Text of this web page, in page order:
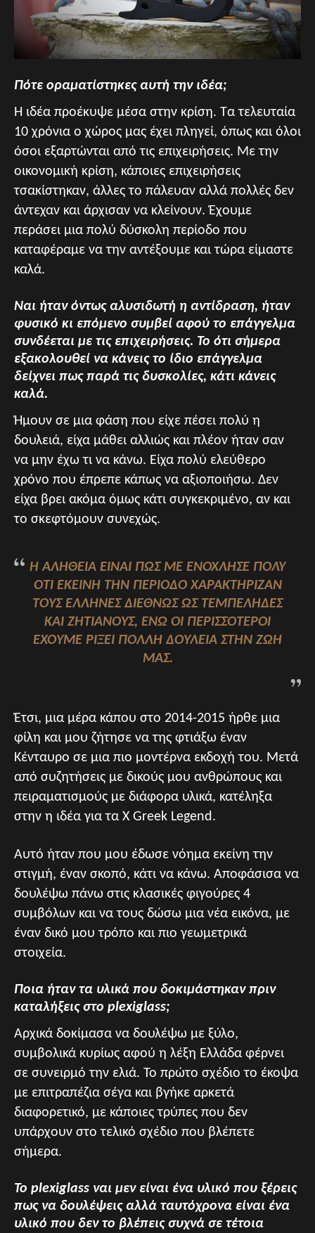
Πότε οραματίστηκες αυτή την ιδέα;
Η ιδέα προέκυψε μέσα στην κρίση. Τα τελευταία
10 χρόνια ο χώρος μας έχει πληγεί, όπως και όλοι
όσοι εξαρτώνται από τις επιχειρήσεις. Με την
οικονομική κρίση, κάποιες επιχειρήσεις
τσακίστηκαν, άλλες το πάλευαν αλλά πολλές δεν
άντεχαν και άρχισαν να κλείνουν. Έχουμε
περάσει μια πολύ δύσκολη περίοδο που
καταφέραμε να την αντέξουμε και τώρα είμαστε
καλά.
Ναι ήταν όντως αλυσιδωτή η αντίδραση, ήταν
φυσικό κι επόμενο συμβεί αφού το επάγγελμα
συνδέεται με τις επιχειρήσεις. Το ότι σήμερα
εξακολουθεί να κάνεις το ίδιο επάγγελμα
δείχνει πως παρά τις δυσκολίες, κάτι κάνεις
καλά.
Ήμουν σε μια φάση που είχε πέσει πολύ η
δουλειά, είχα μάθει αλλιώς και πλέον ήταν σαν
να μην έχω τι να κάνω. Είχα πολύ ελεύθερο
χρόνο που έπρεπε κάπως να αξιοποιήσω. Δεν
είχα βρει ακόμα όμως κάτι συγκεκριμένο, αν και
το σκεφτόμουν συνεχώς.
Η ΑΛΉΘΕΙΑ ΕΊΝΑΙ ΠΩΣ ΜΕ ΕΝΌΧΛΗΣΕ ΠΟΛΎ
ΌΤΙ ΕΚΕΊΝΗ ΤΗΝ ΠΕΡΊΟΔΟ ΧΑΡΑΚΤΉΡΙΖΑΝ
ΤΟΥΣ ΈΛΛΗΝΕΣ ΔΙΕΘΝΏΣ ΩΣ ΤΕΜΠΈΛΗΔΕΣ
ΚΑΙ ΖΗΤΙΆΝΟΥΣ, ΕΝΏ ΟΙ ΠΕΡΙΣΣΌΤΕΡΟΙ
ΈΧΟΥΜΕ ΡΊΞΕΙ ΠΟΛΛΉ ΔΟΥΛΕΙΆ ΣΤΗΝ ΖΩΉ
ΜΑΣ.
Έτσι, μια μέρα κάπου στο 2014-2015 ήρθε μια
φίλη και μου ζήτησε να της φτιάξω έναν
Κένταυρο σε μια πιο μοντέρνα εκδοχή του. Μετά
από συζητήσεις με δικούς μου ανθρώπους και
πειραματισμούς με διάφορα υλικά, κατέληξα
στην η ιδέα για τα X Greek Legend.
Αυτό ήταν που μου έδωσε νόημα εκείνη την
στιγμή, έναν σκοπό, κάτι να κάνω. Αποφάσισα να
δουλέψω πάνω στις κλασικές φιγούρες 4
συμβόλων και να τους δώσω μια νέα εικόνα, με
έναν δικό μου τρόπο και πιο γεωμετρικά
στοιχεία.
Ποια ήταν τα υλικά που δοκιμάστηκαν πριν
καταλήξεις στο plexiglass;
Αρχικά δοκίμασα να δουλέψω με ξύλο,
συμβολικά κυρίως αφού η λέξη Ελλάδα φέρνει
σε συνειρμό την ελιά. Το πρώτο σχέδιο το έκοψα
με επιτραπέζια σέγα και βγήκε αρκετά
διαφορετικό, με κάποιες τρύπες που δεν
υπάρχουν στο τελικό σχέδιο που βλέπετε
σήμερα.
Το plexiglass ναι μεν είναι ένα υλικό που ξέρεις
πως να δουλέψεις αλλά ταυτόχρονα είναι ένα
υλικό που δεν το βλέπεις συχνά σε τέτοια